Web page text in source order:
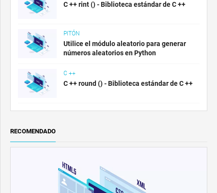
C ++ rint () - Biblioteca estándar de C ++
PITÓN
Utilice el módulo aleatorio para generar
números aleatorios en Python
C ++
C ++ round () - Biblioteca estándar de C ++
RECOMENDADO